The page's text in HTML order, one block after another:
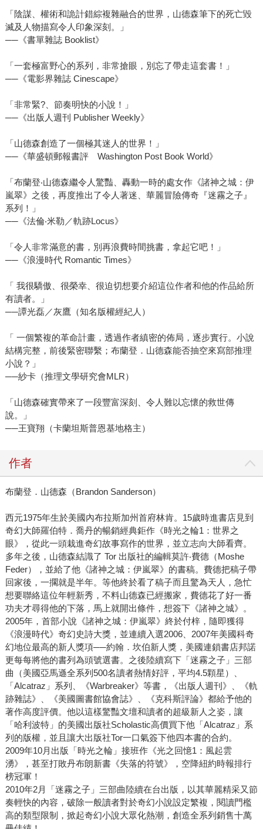
「陰謀、權術和詭計錯綜複雜融合的世界，山德森筆下的死亡毀
滅及人物描寫令人印象深刻。」
──《書單雜誌 Booklist》
「一套極富野心的系列，非常搶眼，別忘了帶走這套書！」
──《電影界雜誌 Cinescape》
「非常緊?、節奏明快的小說！」
──《出版人週刊 Publisher Weekly》
「山德森創造了一個極其迷人的世界！」
──《華盛頓郵報書評 Washington Post Book World》
「布蘭登‧山德森繼令人驚豔、轟動一時的處女作《諸神之城：伊
嵐翠》之後，再度推出了令人著迷、華麗冒險傳奇『迷霧之子』
系列！」
──《法倫‧米勒／軌跡Locus》
「令人非常滿意的書，別再浪費時間挑書，拿起它吧！」
──《浪漫時代 Romantic Times》
「 我很驕傲、很榮幸、很迫切想要介紹這位作者和他的作品給所
有讀者。」
──譚光磊／灰鷹（知名版權經紀人）
「 一個繁複的革命計畫，透過作者縝密的佈局，逐步實行。小說
結構完整，前後緊密聯繫；布蘭登．山德森能否抽空來寫部推理
小說？」
──紗卡（推理文學研究會MLR）
「山德森確實帶來了一段豐富深刻、令人難以忘懷的救世傳
說。」
──王寶翔（卡蘭坦斯普恩基地格主）
作者
布蘭登．山德森（Brandon Sanderson）
西元1975年生於美國內布拉斯加州首府林肯。15歲時進書店見到
奇幻大師羅伯特．喬丹的暢銷經典鉅作《時光之輪1：世界之
眼》，從此一頭栽進奇幻故事寫作的世界，並立志向大師看齊。
多年之後，山德森結識了 Tor 出版社的編輯莫許‧費德（Moshe
Feder），並給了他《諸神之城：伊嵐翠》的書稿。費德把稿子帶
回家後，一擱就是半年。等他終於看了稿子而且驚為天人，急忙
想要聯絡這位年輕新秀，不料山德森已經搬家，費德花了好一番
功夫才尋得他的下落，馬上就開出條件，想簽下《諸神之城》。
2005年，首部小說《諸神之城：伊嵐翠》終於付梓，隨即獲得
《浪漫時代》奇幻史詩大獎，並連續入選2006、2007年美國科奇
幻地位最高的新人獎項──約翰．坎伯新人獎，美國連鎖書店邦諾
更每每將他的書列為頭號選書。之後陸續寫下「迷霧之子」三部
曲（美國亞馬遜全系列500名讀者熱情好評，平均4.5顆星）、
「Alcatraz」系列、《Warbreaker》等書，《出版人週刊》、《軌
跡雜誌》、《美國圖書館協會誌》、《克科斯評論》都給予他的
著作高度評價。他以這樣驚豔文壇和讀者的超級新人之姿，讓
「哈利波特」的美國出版社Scholastic高價買下他「Alcatraz」系
列的版權，並且讓大出版社Tor一口氣簽下他四本書的合約。
2009年10月出版「時光之輪」接班作《光之回憶1：風起雲
湧》，甚至打敗丹布朗新書《失落的符號》，空降紐約時報排行
榜冠軍！
2010年2月「迷霧之子」三部曲陸續在台出版，以其華麗精采又節
奏輕快的內容，破除一般讀者對於奇幻小說設定繁複，閱讀門檻
高的類型限制，掀起奇幻小說大眾化熱潮，創造全系列銷售十萬